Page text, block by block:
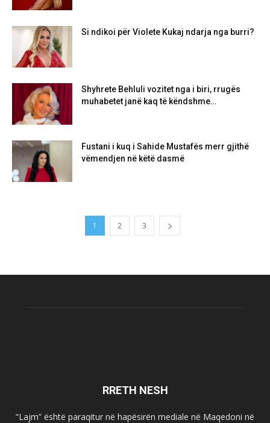
Si ndikoi për Violete Kukaj ndarja nga burri?
Shyhrete Behluli vozitet nga i biri, rrugës
muhabetet janë kaq të këndshme…
Fustani i kuq i Sahide Mustafës merr gjithë
vëmendjen në këtë dasmë
1 2 3
RRETH NESH
“Lajm” është paraqitur në hapësirën mediale në Maqedoni në